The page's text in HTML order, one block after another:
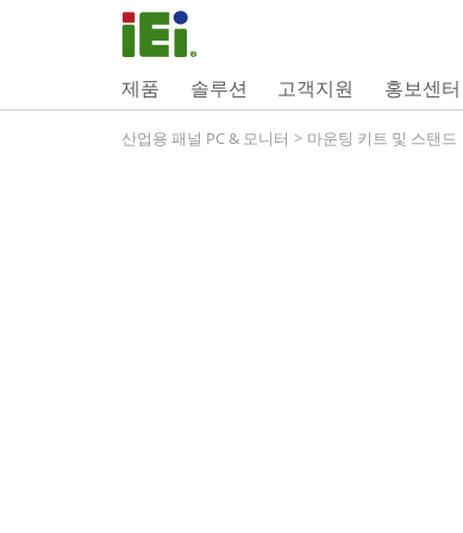
제품 솔루션 고객지원 홍보센터
산업용 패널 PC & 모니터 > 마운팅 키트 및 스탠드